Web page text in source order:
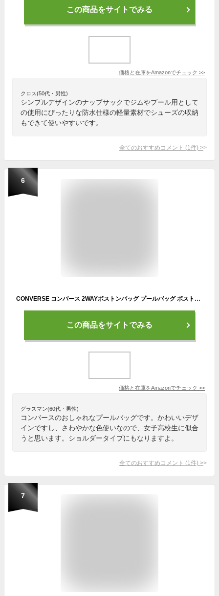
この商品をサイトでみる
価格と在庫をAmazonでチェック >>
クロス(50代・男性)
シンプルデザインのナップサックでジムやプール用として
の使用にぴったりな防水仕様の軽量素材でシューズの収納
もできて使いやすいです。
全てのおすすめコメント (1 件) >
6
CONVERSE コンバース 2WAYボストンバッグ プールバッグ ボストンバック スイムバッグ キッズ 子供 女の子 女子男の子男子高校生中学生小学生(C-サックス,フリーサイズ), 224106-74-F
この商品をサイトでみる
価格と在庫をAmazonでチェック >>
グラスマン(60代・男性)
コンバースのおしゃれなプールバッグです。かわいいデザ
インですし、さわやかな色使いなので、女子高校生に似合
うと思います。ショルダータイプにもなりますよ。
全てのおすすめコメント (1 件) >
7